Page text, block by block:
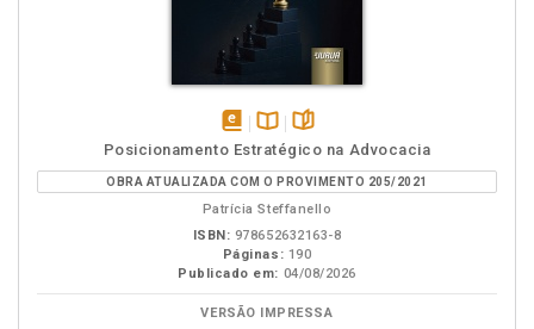
disponível
em
eBook
Disponível
na
B.V.
páginas
Posicionamento Estratégico na Advocacia
OBRA ATUALIZADA COM O PROVIMENTO 205/2021
Patrícia Steffanello
ISBN: 978652632163-8
Páginas: 190
Publicado em: 04/08/2026
VERSÃO IMPRESSA